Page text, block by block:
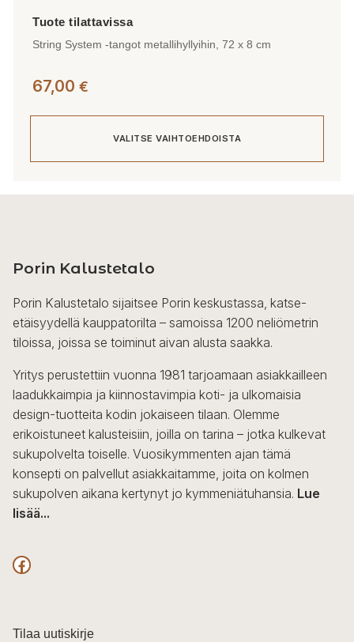
String System -tangot metallihyllyihin, 72 x 8 cm
67,00 €
VALITSE VAIHTOEHDOISTA
muunnelma.
tehdä
valinnat
tuotteen
sivulla.
Porin Kalustetalo
Porin Kalustetalo sijaitsee Porin keskustassa, katse-
etäisyydellä kauppatorilta – samoissa 1200 neliömetrin
tiloissa, joissa se toiminut aivan alusta saakka.
Yritys perustettiin vuonna 1981 tarjoamaan asiakkailleen
laadukkaimpia ja kiinnostavimpia koti- ja ulkomaisia
design-tuotteita kodin jokaiseen tilaan. Olemme
erikoistuneet kalusteisiin, joilla on tarina – jotka kulkevat
sukupolvelta toiselle. Vuosikymmenten ajan tämä
konsepti on palvellut asiakkaitamme, joita on kolmen
sukupolven aikana kertynyt jo kymmeniätuhansia. Lue
lisää...
F
c
Tilaa uutiskirje